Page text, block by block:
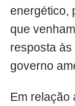
energético,
que
resposta
governo
Em relação